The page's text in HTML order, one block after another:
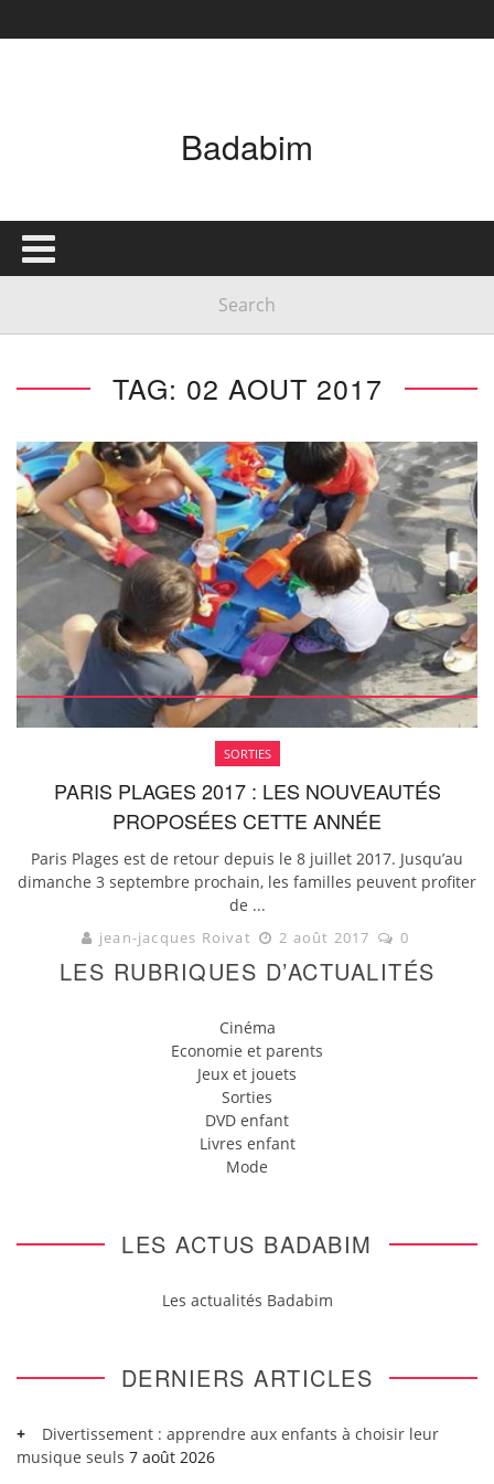
Badabim
TAG: 02 AOUT 2017
SORTIES
PARIS PLAGES 2017 : LES NOUVEAUTÉS
PROPOSÉES CETTE ANNÉE
Paris Plages est de retour depuis le 8 juillet 2017. Jusqu’au
dimanche 3 septembre prochain, les familles peuvent profiter
de ...
jean-jacques Roivat 2 août 2017 0
LES RUBRIQUES D’ACTUALITÉS
Cinéma
Economie et parents
Jeux et jouets
Sorties
DVD enfant
Livres enfant
Mode
LES ACTUS BADABIM
Les actualités Badabim
DERNIERS ARTICLES
Divertissement : apprendre aux enfants à choisir leur
musique seuls 7 août 2026